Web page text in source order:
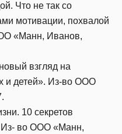
Что не так со
мотивации, похвалой
«Манн, Иванов,
взгляд на
и детей». Из-во ООО
10 секретов
Из- во ООО «Манн,